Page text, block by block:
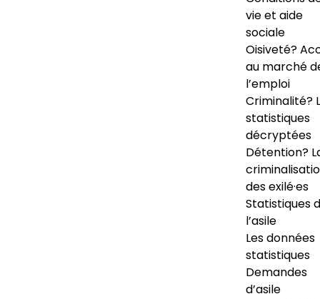
vie et aide
sociale
Oisiveté?
au marché
l’emploi
Criminalité?
statistiques
décryptées
Détention?
des exilé·es
Statistiques
l’asile
Les données
statistiques
Demandes
d’asile